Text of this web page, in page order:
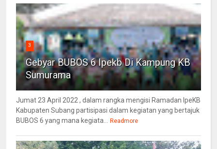
3
Gebyar BUBOS 6 Ipekb Di Kampung KB
Sumurama
Jumat 23 April 2022 , dalam rangka mengisi Ramadan IpeKB
Kabupaten Subang partisipasi dalam kegiatan yang bertajuk
BUBOS 6 yang mana kegiata... Readmore